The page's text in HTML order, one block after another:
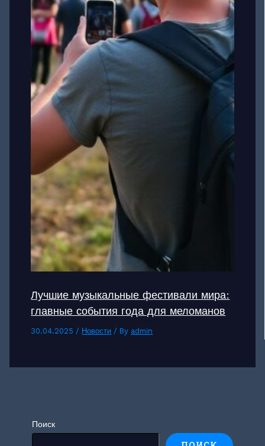
Лучшие музыкальные фестивали мира:
главные события года для меломанов
30.04.2025 / Новости / By admin
Поиск